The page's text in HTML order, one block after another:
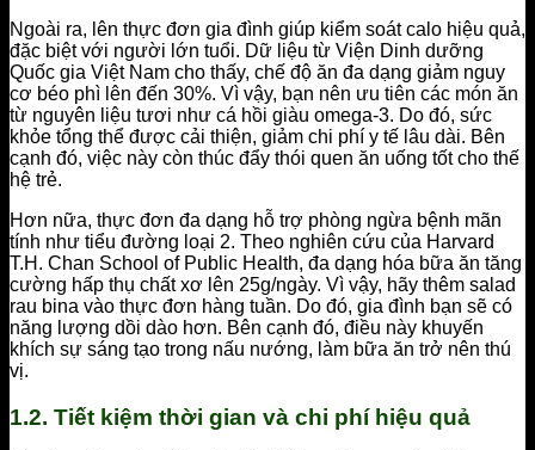
Ngoài ra, lên thực đơn gia đình giúp kiểm soát calo hiệu quả,
đặc biệt với người lớn tuổi. Dữ liệu từ Viện Dinh dưỡng
Quốc gia Việt Nam cho thấy, chế độ ăn đa dạng giảm nguy
cơ béo phì lên đến 30%. Vì vậy, bạn nên ưu tiên các món ăn
từ nguyên liệu tươi như cá hồi giàu omega-3. Do đó, sức
khỏe tổng thể được cải thiện, giảm chi phí y tế lâu dài. Bên
cạnh đó, việc này còn thúc đẩy thói quen ăn uống tốt cho thế
hệ trẻ.
Hơn nữa, thực đơn đa dạng hỗ trợ phòng ngừa bệnh mãn
tính như tiểu đường loại 2. Theo nghiên cứu của Harvard
T.H. Chan School of Public Health, đa dạng hóa bữa ăn tăng
cường hấp thụ chất xơ lên 25g/ngày. Vì vậy, hãy thêm salad
rau bina vào thực đơn hàng tuần. Do đó, gia đình bạn sẽ có
năng lượng dồi dào hơn. Bên cạnh đó, điều này khuyến
khích sự sáng tạo trong nấu nướng, làm bữa ăn trở nên thú
vị.
1.2. Tiết kiệm thời gian và chi phí hiệu quả